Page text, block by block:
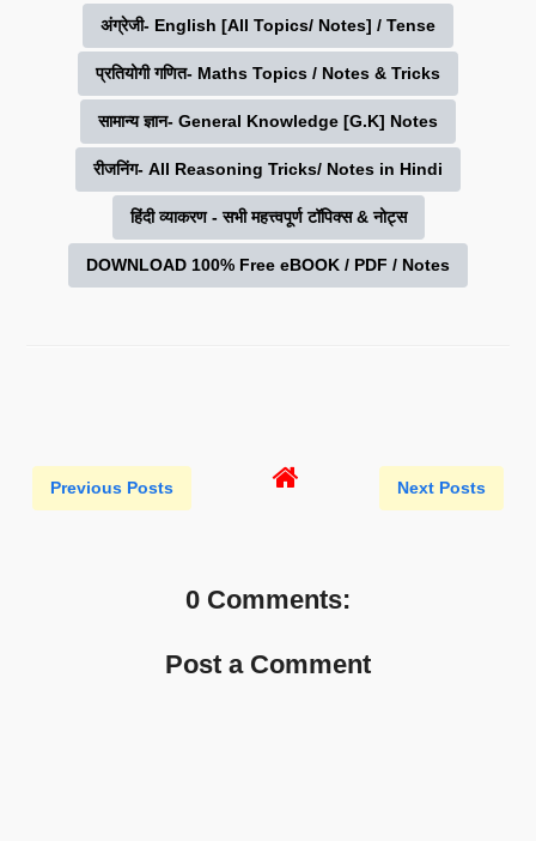
अंग्रेजी- English [All Topics/ Notes] / Tense
प्रतियोगी गणित- Maths Topics / Notes & Tricks
सामान्य ज्ञान- General Knowledge [G.K] Notes
रीजनिंग- All Reasoning Tricks/ Notes in Hindi
हिंदी व्याकरण - सभी महत्त्वपूर्ण टॉपिक्स & नोट्स
DOWNLOAD 100% Free eBOOK / PDF / Notes
Previous Posts Next Posts
0 Comments:
Post a Comment